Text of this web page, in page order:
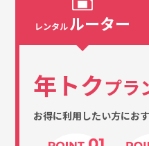
レンタル ルーター
年トクプラ
お得に利用したい方にお